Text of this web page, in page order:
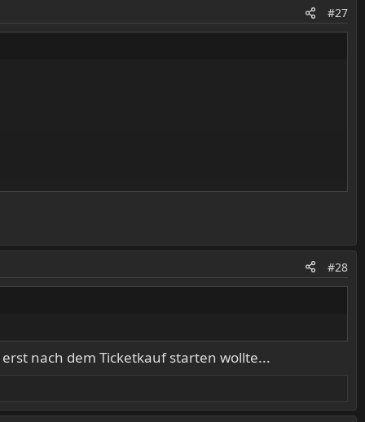
#27
#28
nach dem Ticketkauf starten wollte...